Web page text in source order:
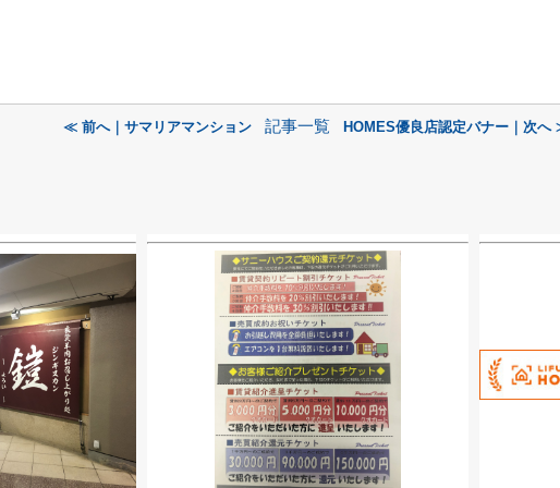
≪ 前へ｜サマリアマンション 記事一覧 HOMES優良店認定バナー｜次へ